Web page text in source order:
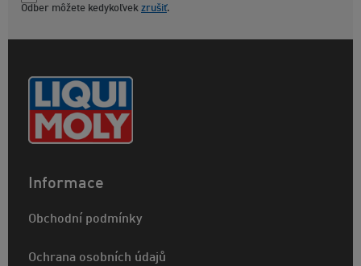
Odber môžete kedykoľvek zrušiť.
Informace
Obchodní podmínky
Ochrana osobních údajů